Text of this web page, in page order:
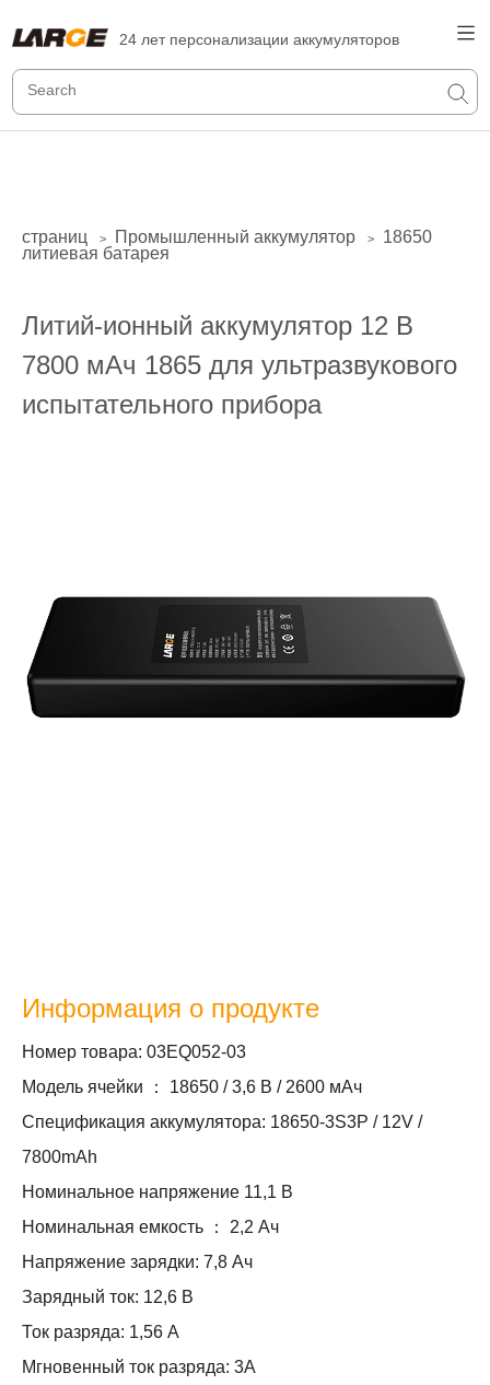
24 лет персонализации аккумуляторов
страниц > Промышленный аккумулятор >
18650
литиевая батарея
Литий-ионный аккумулятор 12 В
7800 мАч 1865 для ультразвукового
испытательного прибора
Информация о продукте
Номер товара: 03EQ052-03
Модель ячейки ： 18650 / 3,6 В / 2600 мАч
Спецификация аккумулятора: 18650-3S3P / 12V /
7800mAh
Номинальное напряжение 11,1 В
Номинальная емкость ： 2,2 Ач
Напряжение зарядки: 7,8 Ач
Зарядный ток: 12,6 В
Ток разряда: 1,56 А
Мгновенный ток разряда: 3А